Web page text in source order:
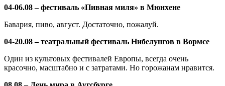
04-06.08 – фестиваль «Пивная миля» в Мюнхене
Бавария, пиво, август. Достаточно, пожалуй.
04-20.08 – театральный фестиваль Нибелунгов в Вормсе
Один из культовых фестивалей Европы, всегда очень
красочно, масштабно и с затратами. Но горожанам нравится.